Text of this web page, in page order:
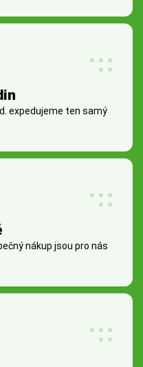
expedujeme ten samý
nákup jsou pro nás